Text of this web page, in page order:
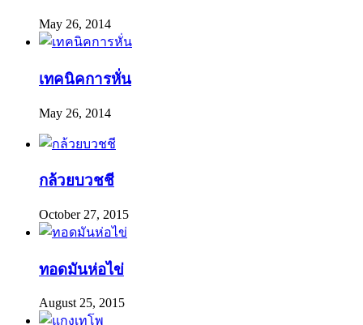
May 26, 2014
เทคนิคการหั่น
May 26, 2014
กล้วยบวชชี
October 27, 2015
ทอดมันห่อไข่
August 25, 2015